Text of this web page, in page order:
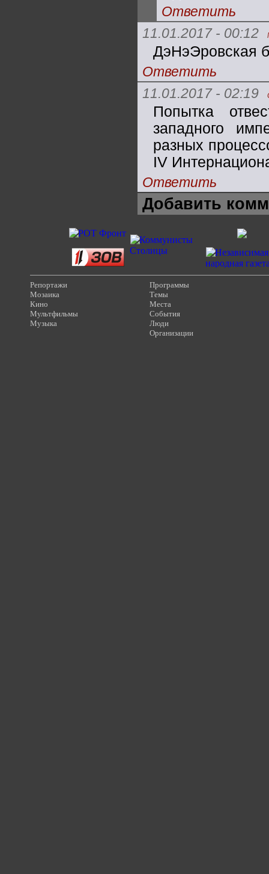
Ответить
11.01.2017 - 00:12
ДэНэЭровская
Ответить
11.01.2017 - 02:19
Попытка
западного
разных
IV
Ответить
Добавить
Репортажи
Мозаика
Кино
Мультфильмы
Музыка
Программы
Темы
Места
События
Люди
Организации